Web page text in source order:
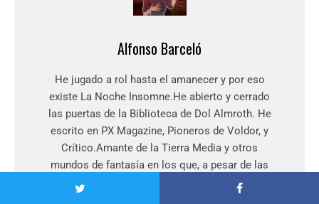
Alfonso Barceló
He jugado a rol hasta el amanecer y por eso
existe La Noche Insomne.He abierto y cerrado
las puertas de la Biblioteca de Dol Almroth. He
escrito en PX Magazine, Pioneros de Voldor, y
Crítico.Amante de la Tierra Media y otros
mundos de fantasía en los que, a pesar de las
aventuras vividas y escritas, sigo jugando con